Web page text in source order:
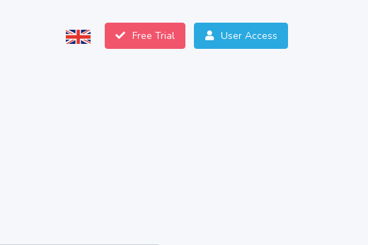
Free Trial User Access